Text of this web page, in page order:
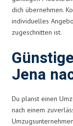
dich übernehmen.
individuelles
zugeschnitten ist.
Jena
Du planst einen
nach einem